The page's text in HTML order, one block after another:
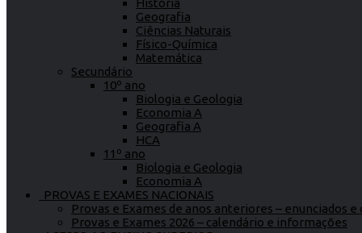
História
Geografia
Ciências Naturais
Físico-Química
Matemática
Secundário
10º ano
Biologia e Geologia
Economia A
Geografia A
HCA
11º ano
Biologia e Geologia
Economia A
PROVAS E EXAMES NACIONAIS
Provas e Exames de anos anteriores – enunciados
Provas e Exames 2026 – calendário e informações